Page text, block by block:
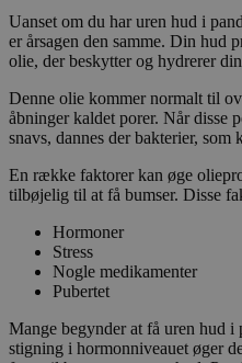
Uanset om du har uren hud i
er årsagen den samme. Din hud
olie, der beskytter og hydrerer
Denne olie kommer normalt til
åbninger kaldet porer. Når disse
snavs, dannes der bakterier, som
En række faktorer kan øge
tilbøjelig til at få bumser. Disse
Hormoner
Stress
Nogle medikamenter
Pubertet
Mange begynder at få uren hud i
stigning i hormonniveauet øger